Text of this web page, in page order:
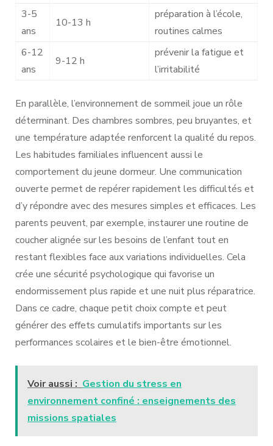
3-5
ans
10-13 h
préparation à l’école,
routines calmes
6-12
ans
9-12 h
prévenir la fatigue et
l’irritabilité
En parallèle, l’environnement de sommeil joue un rôle
déterminant. Des chambres sombres, peu bruyantes, et
une température adaptée renforcent la qualité du repos.
Les habitudes familiales influencent aussi le
comportement du jeune dormeur. Une communication
ouverte permet de repérer rapidement les difficultés et
d’y répondre avec des mesures simples et efficaces. Les
parents peuvent, par exemple, instaurer une routine de
coucher alignée sur les besoins de l’enfant tout en
restant flexibles face aux variations individuelles. Cela
crée une sécurité psychologique qui favorise un
endormissement plus rapide et une nuit plus réparatrice.
Dans ce cadre, chaque petit choix compte et peut
générer des effets cumulatifs importants sur les
performances scolaires et le bien-être émotionnel.
Voir aussi : Gestion du stress en
environnement confiné : enseignements des
missions spatiales